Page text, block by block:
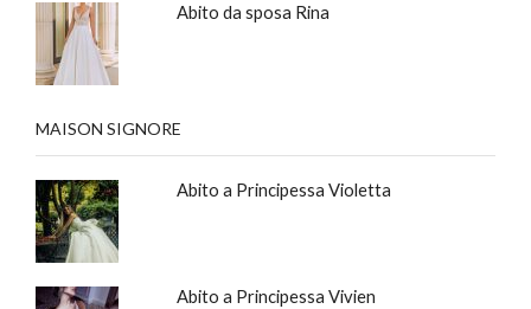
Abito da sposa Rina
MAISON SIGNORE
Abito a Principessa Violetta
Abito a Principessa Vivien